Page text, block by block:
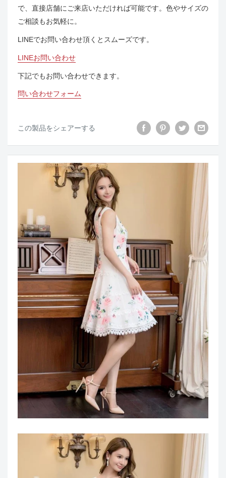
で、直接店舗にご来店いただければ可能です。色やサイズの
ご相談もお気軽に。
LINEでお問い合わせ頂くとスムーズです。
LINEお問い合わせ
下記でもお問い合わせできます。
問い合わせフォーム
この製品をシェアーする